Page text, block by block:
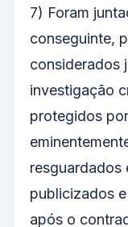
7) Foram
conseguinte,
considerados
investigação
protegidos
resguardados
publicizados
após o